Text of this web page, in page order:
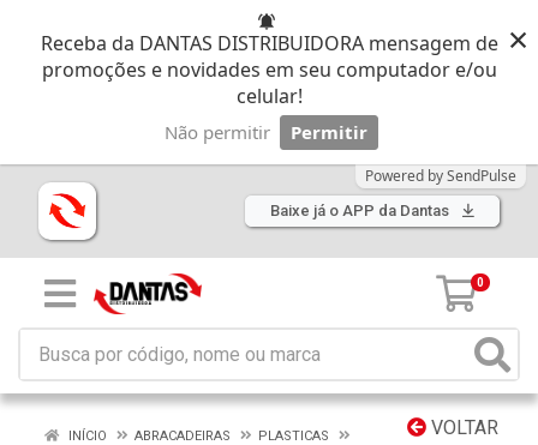
Receba da DANTAS DISTRIBUIDORA mensagem de
promoções e novidades em seu computador e/ou
celular!
Não permitir Permitir
Powered by SendPulse
×
Baixe já o APP da Dantas
0
VOLTAR
INÍCIO ABRACADEIRAS
PLASTICAS